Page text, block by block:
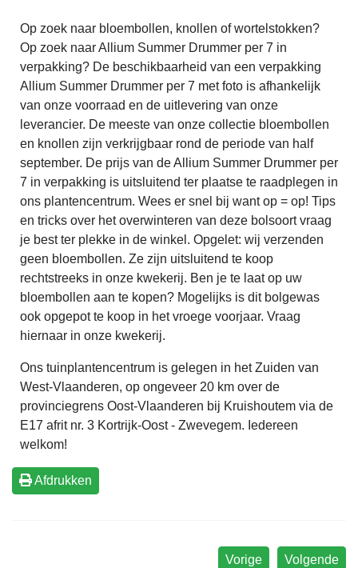
Op zoek naar bloembollen, knollen of wortelstokken?
Op zoek naar Allium Summer Drummer per 7 in
verpakking? De beschikbaarheid van een verpakking
Allium Summer Drummer per 7 met foto is afhankelijk
van onze voorraad en de uitlevering van onze
leverancier. De meeste van onze collectie bloembollen
en knollen zijn verkrijgbaar rond de periode van half
september. De prijs van de Allium Summer Drummer per
7 in verpakking is uitsluitend ter plaatse te raadplegen in
ons plantencentrum. Wees er snel bij want op = op! Tips
en tricks over het overwinteren van deze bolsoort vraag
je best ter plekke in de winkel. Opgelet: wij verzenden
geen bloembollen. Ze zijn uitsluitend te koop
rechtstreeks in onze kwekerij. Ben je te laat op uw
bloembollen aan te kopen? Mogelijks is dit bolgewas
ook opgepot te koop in het vroege voorjaar. Vraag
hiernaar in onze kwekerij.
Ons tuinplantencentrum is gelegen in het Zuiden van
West-Vlaanderen, op ongeveer 20 km over de
provinciegrens Oost-Vlaanderen bij Kruishoutem via de
E17 afrit nr. 3 Kortrijk-Oost - Zwevegem. Iedereen
welkom!
Afdrukken
Volgende
Vorige